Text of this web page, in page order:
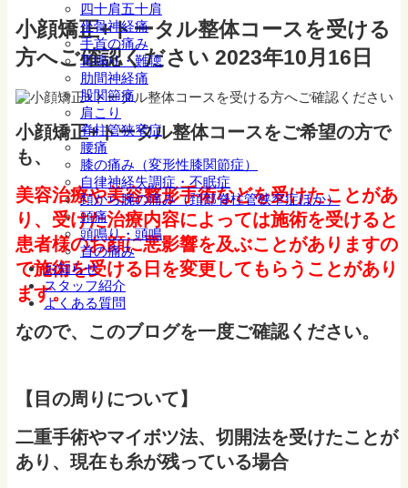
四十肩五十肩
坐骨神経痛
手首の痛み
耳鳴り・難聴
肋間神経痛
股関節痛
肩こり
脊柱管狭窄症
腰痛
膝の痛み（変形性膝関節症）
自律神経失調症・不眠症
頚から腕の痛み（頚部脊柱管狭窄症ほか）
頭痛
頭鳴り・頭鳴
首の痛み
お知らせ
スタッフ紹介
よくある質問
小顔矯正+トータル整体コースを受ける
方へご確認ください 2023年10月16日
小顔矯正+トータル整体コースをご希望の方で
も、
美容治療や美容整形手術などを受けたことがあ
り、受けた治療内容によっては施術を受けると
患者様のお顔に悪影響を及ぶことがありますの
で施術を受ける日を変更してもらうことがあり
ます。
なので、このブログを一度ご確認ください。
【目の周りについて】
二重手術やマイボツ法、切開法を受けたことが
あり、現在も糸が残っている場合